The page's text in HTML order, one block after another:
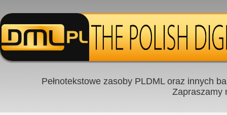
Pełnotekstowe zasoby PLDML oraz innych
Zapraszamy